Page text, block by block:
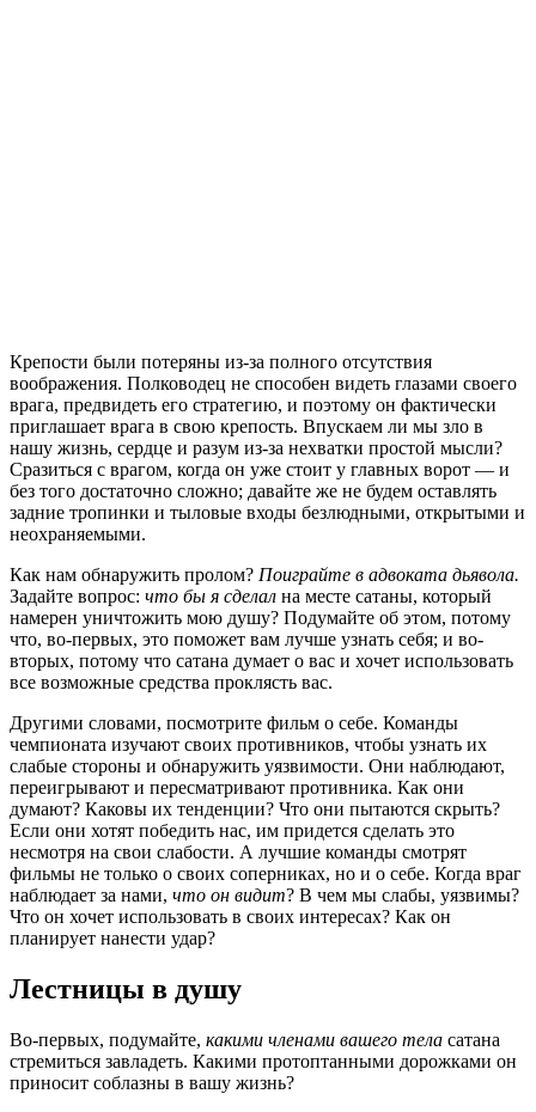
Крепости были потеряны из-за полного отсутствия
воображения. Полководец не способен видеть глазами своего
врага, предвидеть его стратегию, и поэтому он фактически
приглашает врага в свою крепость. Впускаем ли мы зло в
нашу жизнь, сердце и разум из-за нехватки простой мысли?
Сразиться с врагом, когда он уже стоит у главных ворот — и
без того достаточно сложно; давайте же не будем оставлять
задние тропинки и тыловые входы безлюдными, открытыми и
неохраняемыми.
Как нам обнаружить пролом? Поиграйте в адвоката дьявола.
Задайте вопрос: что бы я сделал на месте сатаны, который
намерен уничтожить мою душу? Подумайте об этом, потому
что, во-первых, это поможет вам лучше узнать себя; и во-
вторых, потому что сатана думает о вас и хочет использовать
все возможные средства проклясть вас.
Другими словами, посмотрите фильм о себе. Команды
чемпионата изучают своих противников, чтобы узнать их
слабые стороны и обнаружить уязвимости. Они наблюдают,
переигрывают и пересматривают противника. Как они
думают? Каковы их тенденции? Что они пытаются скрыть?
Если они хотят победить нас, им придется сделать это
несмотря на свои слабости. А лучшие команды смотрят
фильмы не только о своих соперниках, но и о себе. Когда враг
наблюдает за нами, что он видит? В чем мы слабы, уязвимы?
Что он хочет использовать в своих интересах? Как он
планирует нанести удар?
Лестницы в душу
Во-первых, подумайте, какими членами вашего тела сатана
стремиться завладеть. Какими протоптанными дорожками он
приносит соблазны в вашу жизнь?